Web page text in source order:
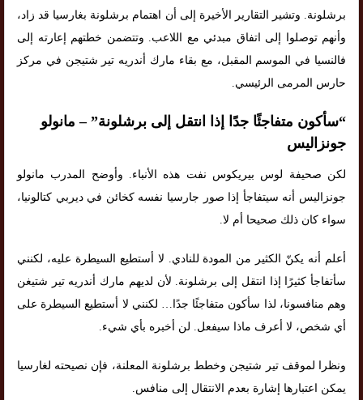
برشلونة. وتشير التقارير الأخيرة إلى أن اهتمام برشلونة بغارسيا قد زاد،
وأنهم توصلوا إلى اتفاق مبدئي مع اللاعب. وتتضمن خطتهم إعارته إلى
فالنسيا في الموسم المقبل، مع بقاء مارك أندريه تير شتيجن في مركز
حارس المرمى الرئيسي.
“سأكون متفاجئًا جدًا إذا انتقل إلى برشلونة” – مانولو
جونزاليس
لكن صحيفة لوس بيريكوس نفت هذه الأنباء. وأوضح المدرب مانولو
جونزاليس أنه سيتفاجأ إذا صور جارسيا نفسه كخائن في ديربي كتالونيا،
سواء كان ذلك صحيحا أم لا.
أعلم أنه يكنّ الكثير من المودة للنادي. لا أستطيع السيطرة عليه، لكنني
سأتفاجأ كثيرًا إذا انتقل إلى برشلونة. لأن لديهم مارك أندريه تير شتيغن
وهم منافسونا، لذا سأكون متفاجئًا جدًا… لكنني لا أستطيع السيطرة على
أي شخص، لا أعرف ماذا سيفعل. لن أخبره بأي شيء.
ونظرا لموقف تير شتيجن وخطط برشلونة المعلنة، فإن نصيحته لغارسيا
يمكن اعتبارها إشارة بعدم الانتقال إلى منافس.